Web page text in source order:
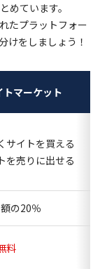
めています。
たプラットフォー
けをしましょう！
トマーケット
サイトを買える
を売りに出せる
の20％
料